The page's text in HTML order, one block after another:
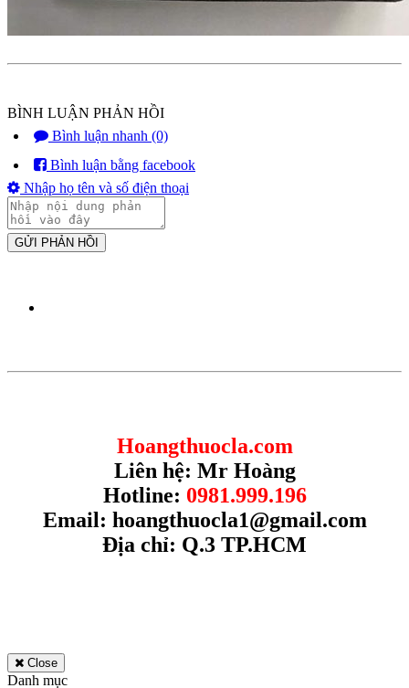
BÌNH LUẬN PHẢN HỒI
Bình luận nhanh (0)
Bình luận bằng facebook
Nhập họ tên và số điện thoại
GỬI PHẢN HỒI
Hoangthuocla.com
Liên hệ: Mr Hoàng
Hotline: 0981.999.196
Email: hoangthuocla1@gmail.com
Địa chỉ: Q.3 TP.HCM
Close
Danh mục